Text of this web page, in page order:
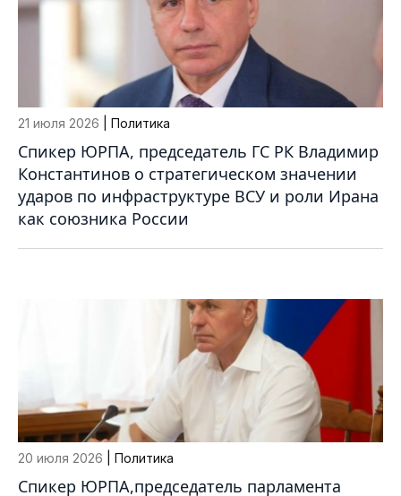
21 июля 2026 | Политика
Спикер ЮРПА, председатель ГС РК Владимир
Константинов о стратегическом значении
ударов по инфраструктуре ВСУ и роли Ирана
как союзника России
20 июля 2026 | Политика
Спикер ЮРПА,председатель парламента